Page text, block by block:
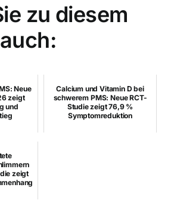
zu diesem
Neue
zeigt
und
Calcium und Vitamin D bei
schwerem PMS: Neue RCT-
Studie zeigt 76,9 %
Symptomreduktion
zeigt